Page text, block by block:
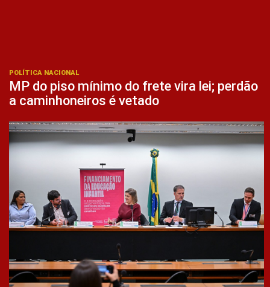
POLÍTICA NACIONAL
MP do piso mínimo do frete vira lei; perdão
a caminhoneiros é vetado